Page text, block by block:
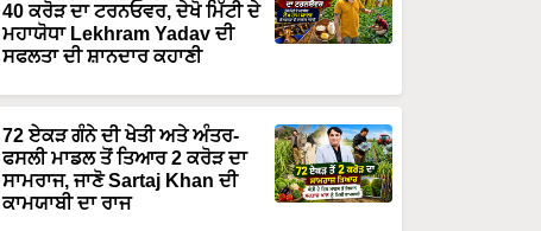
40 ਕਰੋੜ ਦਾ ਟਰਨਓਵਰ, ਦੇਖੋ ਮਿੱਟੀ ਦੇ
ਮਹਾਯੋਧਾ Lekhram Yadav ਦੀ
ਸਫਲਤਾ ਦੀ ਸ਼ਾਨਦਾਰ ਕਹਾਣੀ
72 ਏਕੜ ਗੰਨੇ ਦੀ ਖੇਤੀ ਅਤੇ ਅੰਤਰ-
ਫਸਲੀ ਮਾਡਲ ਤੋਂ ਤਿਆਰ 2 ਕਰੋੜ ਦਾ
ਸਾਮਰਾਜ, ਜਾਣੋ Sartaj Khan ਦੀ
ਕਾਮਯਾਬੀ ਦਾ ਰਾਜ